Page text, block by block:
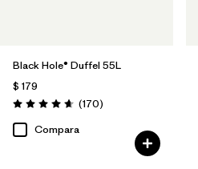
Black Hole® Duffel 55L
$ 179
Valoración: 4.6 / 5
(170Comentarios
)
Compara